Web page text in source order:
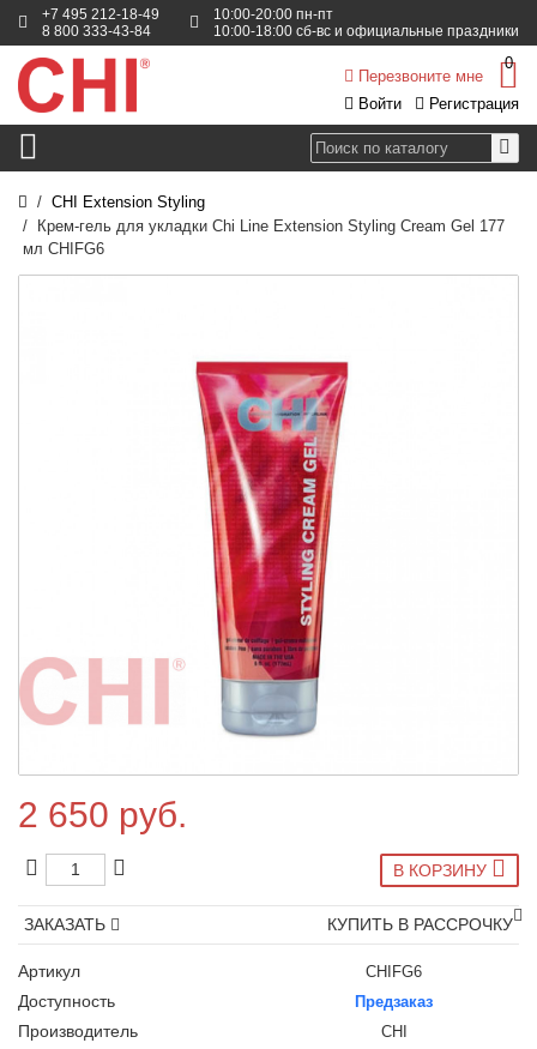
+7 495 212-18-49
8 800 333-43-84
10:00-20:00 пн-пт
10:00-18:00 сб-вс и официальные праздники
Войти Регистрация
Перезвоните мне
0
CHI Extension Styling
Крем-гель для укладки Chi Line Extension Styling Cream Gel 177
мл CHIFG6
2 650 руб.
В КОРЗИНУ
ЗАКАЗАТЬ КУПИТЬ В РАССРОЧКУ
Артикул CHIFG6
Доступность Предзаказ
Производитель CHI